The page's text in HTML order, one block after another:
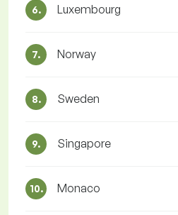
6. Luxembourg
7. Norway
8. Sweden
9. Singapore
10. Monaco